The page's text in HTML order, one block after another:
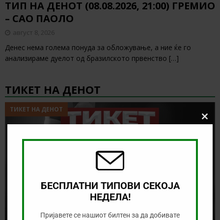
ТИП НА ДЕНОТ (08.08.2026, 21:00) ГРЕМИО
– САО ПАОЛО
август 8, 2026
Денес нема голема понуда за обложување, а ние ќе го
анализираме дуелот од бразилското првенство […]
ТИКЕТ НА ДЕНОТ
ТИКЕТ НА ДЕНОТ
БЕСПЛАТНИ ТИПОВИ СЕКОЈА
НЕДЕЛА!
Пријавете се нашиот билтен за да добивате